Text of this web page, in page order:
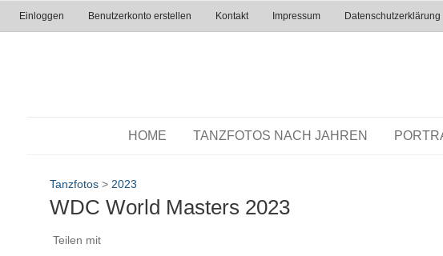
Einloggen Benutzerkonto erstellen Kontakt Impressum Datenschutzerklärung
HOME TANZFOTOS NACH JAHREN
Tanzfotos> 2023
WDC World Masters 2023
Teilen mit